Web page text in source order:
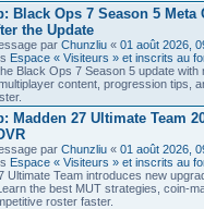
Black Ops 7 Season 5 Meta
the Update
par Chunzliu « 01 août 2026,
Espace « Visiteurs » et inscrits au
Black Ops 7 Season 5 update with
content, progression tips,
Madden 27 Ultimate Team
par Chunzliu « 01 août 2026,
Espace « Visiteurs » et inscrits au
Ultimate Team introduces new
the best MUT strategies, coin-
roster faster.